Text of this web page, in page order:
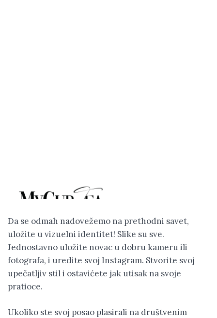
Da se odmah nadovežemo na prethodni savet,
uložite u vizuelni identitet! Slike su sve.
Jednostavno uložite novac u dobru kameru ili
fotografa, i uredite svoj Instagram. Stvorite svoj
upečatljiv stil i ostavićete jak utisak na svoje
pratioce.
Ukoliko ste svoj posao plasirali na društvenim